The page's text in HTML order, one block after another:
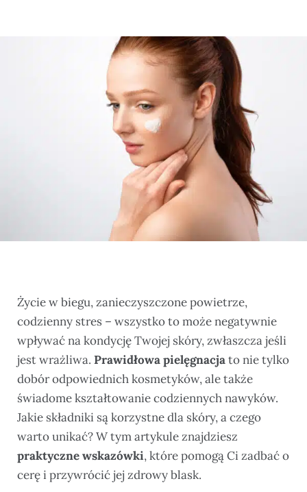
Życie w biegu, zanieczyszczone powietrze,
codzienny stres – wszystko to może negatywnie
wpływać na kondycję Twojej skóry, zwłaszcza jeśli
jest wrażliwa. Prawidłowa pielęgnacjato nie tylko
dobór odpowiednich kosmetyków, ale także
świadome kształtowanie codziennych nawyków.
Jakie składniki są korzystne dla skóry, a czego
warto unikać? W tym artykule znajdziesz
praktyczne wskazówki, które pomogą Ci zadbać o
cerę i przywrócić jej zdrowy blask.